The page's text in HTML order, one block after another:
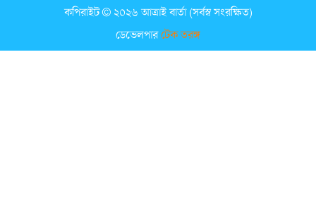
কপিরাইট © ২০২৬ আত্রাই বার্তা (সর্বস্ব সংরক্ষিত)
ডেভেলপারটেক তরঙ্গ